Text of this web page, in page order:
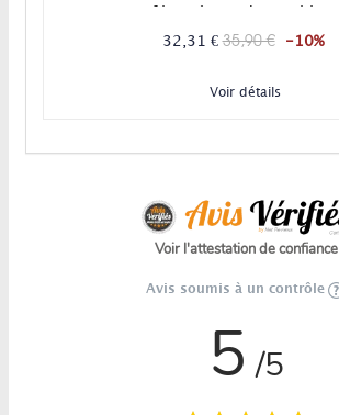
32,31 €35,90 € -10%
Voir détails
Voir l'attestation de confiance
Avis soumis à un contrôle
5 /5